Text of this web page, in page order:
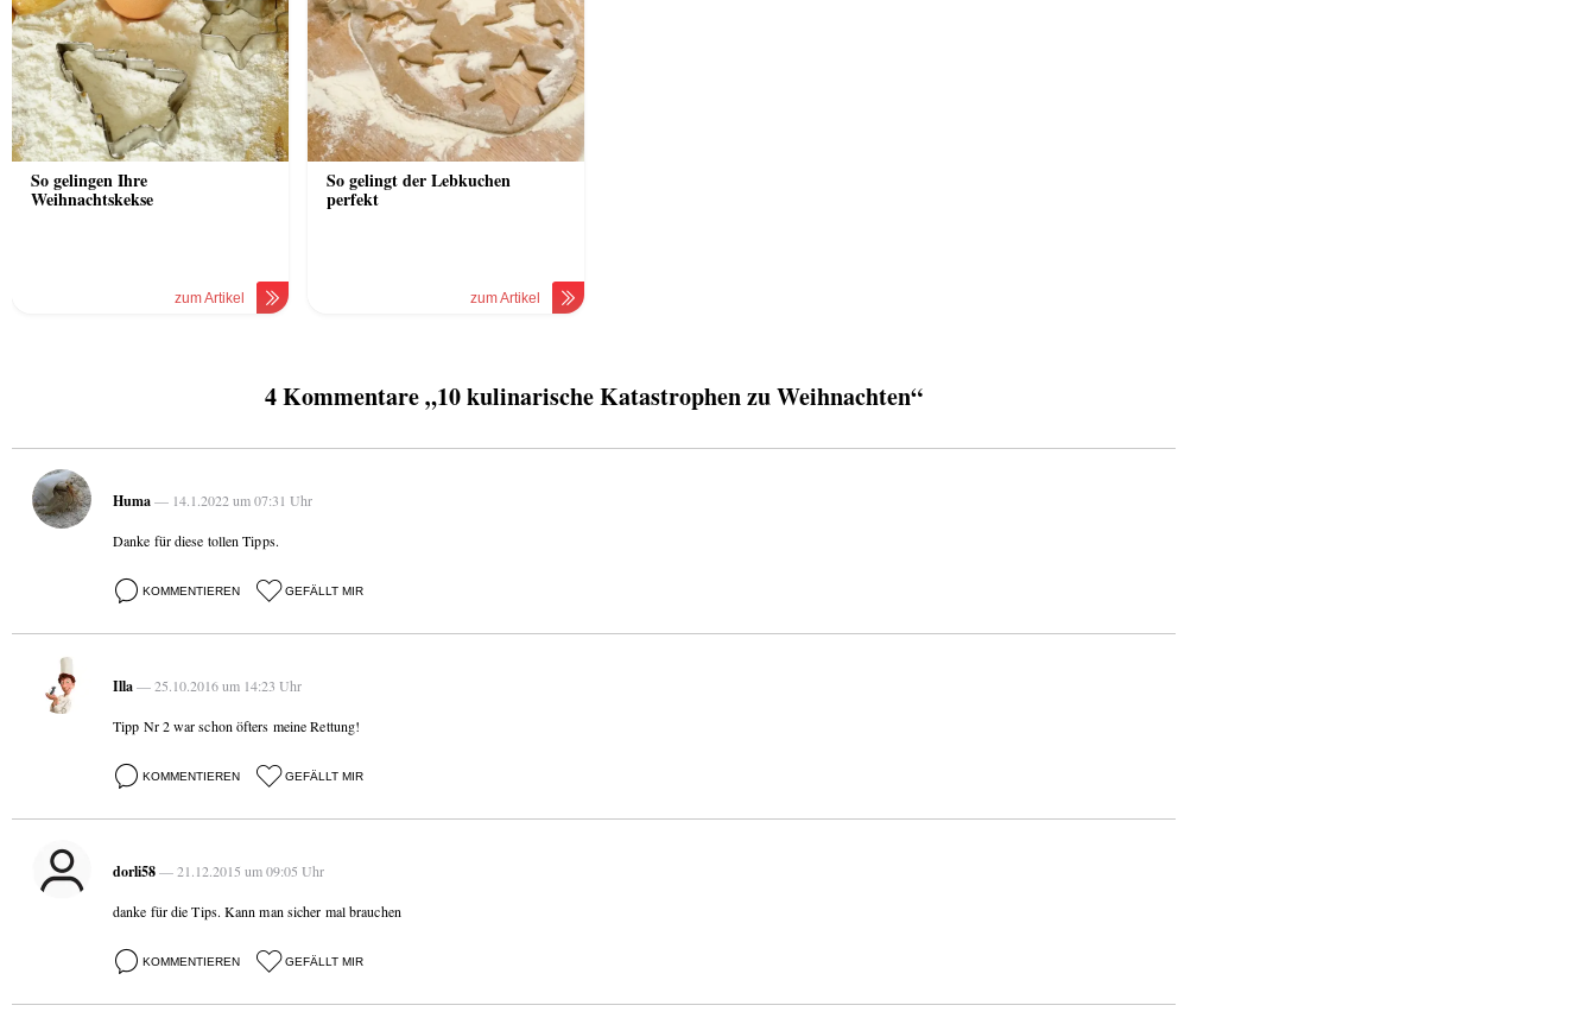
So gelingen Ihre
Weihnachtskekse
zum Artikel
So gelingt der Lebkuchen
perfekt
zum Artikel
4 Kommentare „10 kulinarische Katastrophen zu Weihnachten“
Huma— 14.1.2022 um 07:31 Uhr
Danke für diese tollen Tipps.
KOMMENTIEREN GEFÄLLT MIR
Illa— 25.10.2016 um 14:23 Uhr
Tipp Nr 2 war schon öfters meine Rettung!
KOMMENTIEREN GEFÄLLT MIR
dorli58— 21.12.2015 um 09:05 Uhr
danke für die Tips. Kann man sicher mal brauchen
KOMMENTIEREN GEFÄLLT MIR